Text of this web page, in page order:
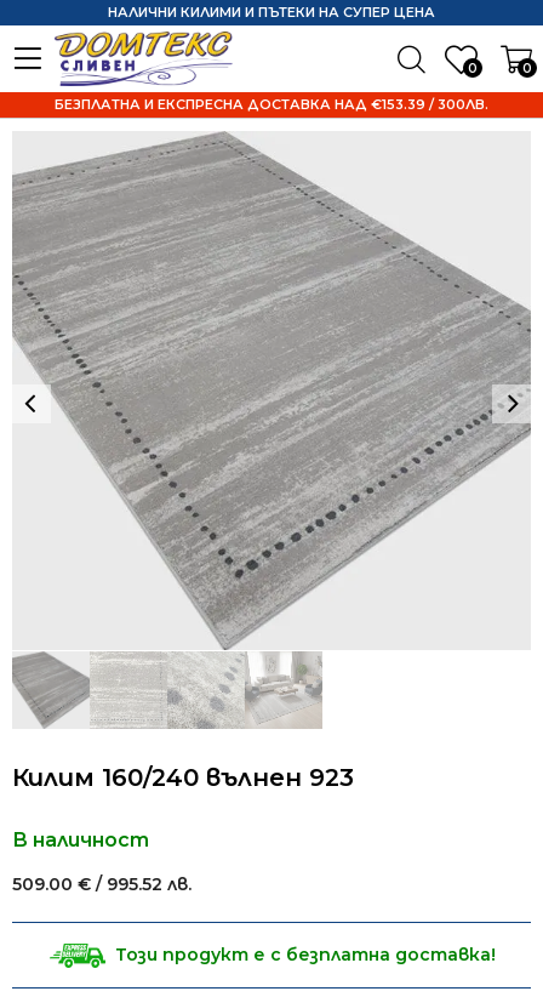
0 0
НАЛИЧНИ КИЛИМИ И ПЪТЕКИ НА СУПЕР ЦЕНА
БЕЗПЛАТНА И ЕКСПРЕСНА ДОСТАВКА НАД €153.39 / 300ЛВ.
Килим 160/240 вълнен 923
В наличност
509.00 € / 995.52 лв.
Този продукт е с безплатна доставка!